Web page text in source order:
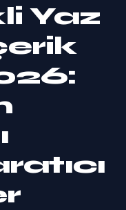
Yaz